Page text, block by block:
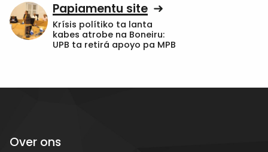
Papiamentu site
Krísis polítiko ta lanta
kabes atrobe na Boneiru:
UPB ta retirá apoyo pa MPB
Over ons